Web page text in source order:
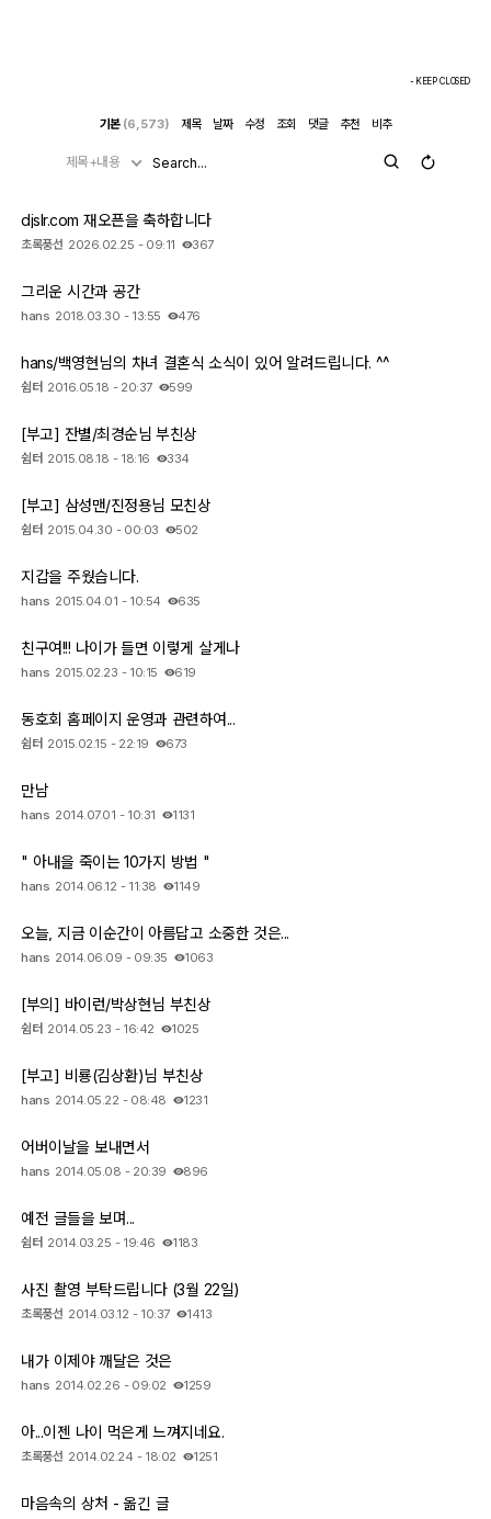
- KEEP CLOSED
기본 (6,573) 제목 날짜 수정 조회 댓글 추천 비추
제목+내용
djslr.com 재오픈을 축하합니다
초록풍선 2026.02.25 - 09:11 367
그리운 시간과 공간
hans 2018.03.30 - 13:55 476
hans/백영현님의 차녀 결혼식 소식이 있어 알려드립니다. ^^
쉼터 2016.05.18 - 20:37 599
[부고] 잔별/최경순님 부친상
쉼터 2015.08.18 - 18:16 334
[부고] 삼성맨/진정용님 모친상
쉼터 2015.04.30 - 00:03 502
지갑을 주웠습니다.
hans 2015.04.01 - 10:54 635
친구여!!! 나이가 들면 이렇게 살게나
hans 2015.02.23 - 10:15 619
동호회 홈페이지 운영과 관련하여...
쉼터 2015.02.15 - 22:19 673
만남
hans 2014.07.01 - 10:31 1131
" 아내을 죽이는 10가지 방법 "
hans 2014.06.12 - 11:38 1149
오늘, 지금 이순간이 아름답고 소중한 것은...
hans 2014.06.09 - 09:35 1063
[부의] 바이런/박상현님 부친상
쉼터 2014.05.23 - 16:42 1025
[부고] 비룡(김상환)님 부친상
hans 2014.05.22 - 08:48 1231
어버이날을 보내면서
hans 2014.05.08 - 20:39 896
예전 글들을 보며...
쉼터 2014.03.25 - 19:46 1183
사진 촬영 부탁드립니다 (3월 22일)
초록풍선 2014.03.12 - 10:37 1413
내가 이제야 깨달은 것은
hans 2014.02.26 - 09:02 1259
아...이젠 나이 먹은게 느껴지네요.
초록풍선 2014.02.24 - 18:02 1251
마음속의 상처 - 옮긴 글